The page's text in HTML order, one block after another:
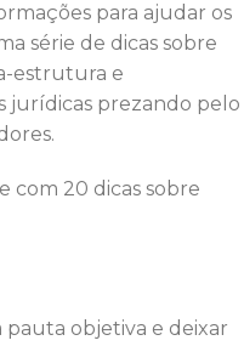
para ajudar os
série de dicas sobre
estrutura e
jurídicas prezando pelo
com 20 dicas sobre
objetiva e deixar